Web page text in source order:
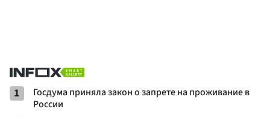
1
Госдума приняла закон о запрете на проживание в
России